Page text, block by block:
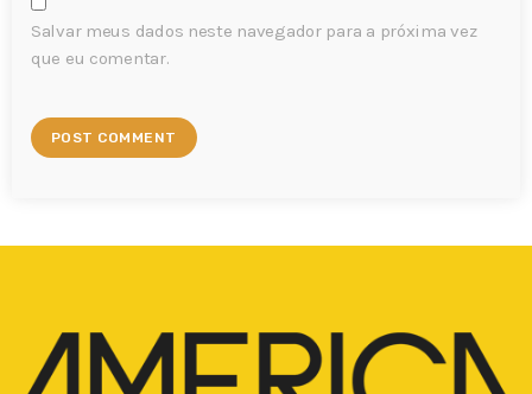
Salvar meus dados neste navegador para a próxima vez
que eu comentar.